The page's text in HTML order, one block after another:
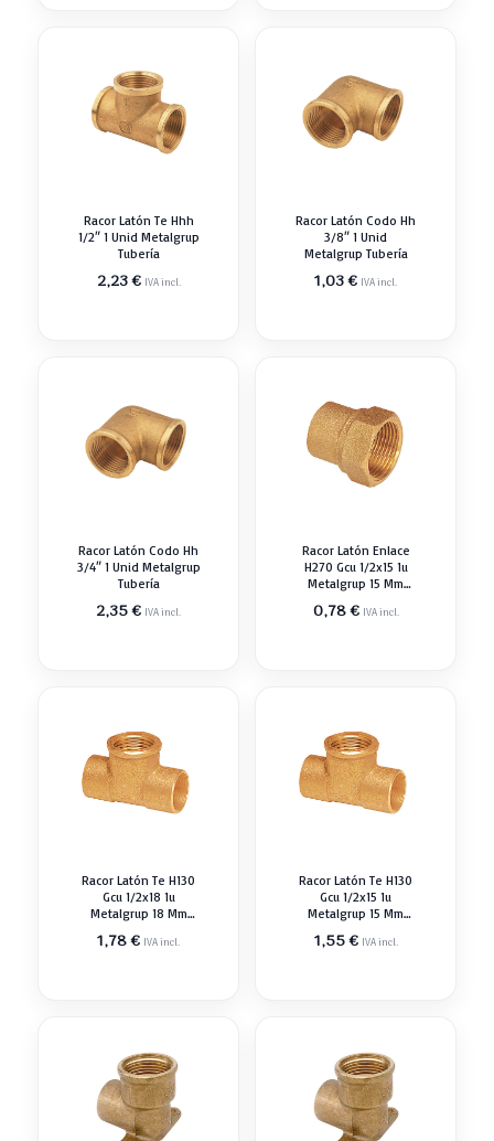
Racor Latón Te Hhh
1/2″ 1 Unid Metalgrup
Tubería
2,23€ IVA incl.
Racor Latón Codo Hh
3/8″ 1 Unid
Metalgrup Tubería
1,03€ IVA incl.
Racor Latón Codo Hh
3/4″ 1 Unid Metalgrup
Tubería
2,35€ IVA incl.
Racor Latón Enlace
H270 Gcu 1/2x15 1u
Metalgrup 15 Mm
0,78€ IVA incl.
Racor Latón Te H130
Gcu 1/2x18 1u
Metalgrup 18 Mm
1,78€ IVA incl.
Racor Latón Te H130
Gcu 1/2x15 1u
Metalgrup 15 Mm
1,55€ IVA incl.